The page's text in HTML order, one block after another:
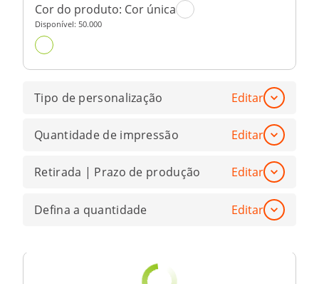
Cor do produto: Cor única
Disponível: 50.000
Tipo de personalização Editar
Quantidade de impressão Editar
Retirada | Prazo de produção Editar
Defina a quantidade Editar